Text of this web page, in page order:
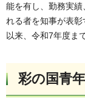
能を有し、勤務実
れる者を知事が表
以来、令和7年度ま
彩の国青